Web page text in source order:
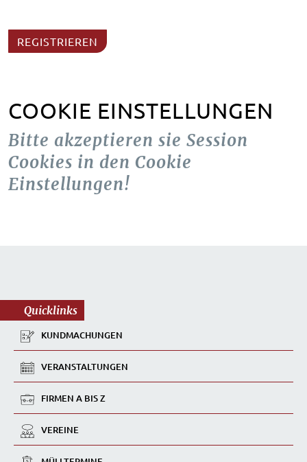
REGISTRIEREN
COOKIE EINSTELLUNGEN
Bitte akzeptieren sie Session
Cookies in den Cookie
Einstellungen!
Quicklinks
KUNDMACHUNGEN
VERANSTALTUNGEN
FIRMEN A BIS Z
VEREINE